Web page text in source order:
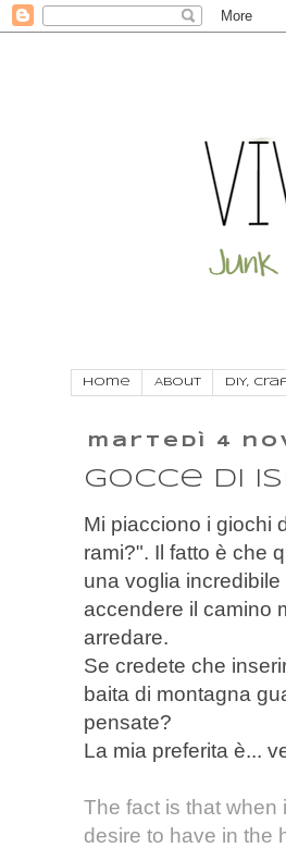
Home About DIY,
martedì 4
Gocce di
Mi piacciono i giochi
rami?". Il fatto è che
una voglia
accendere il camino
arredare.
Se credete che
baita di montagna
pensate?
La mia preferita è...
The fact is that when
desire to have in the